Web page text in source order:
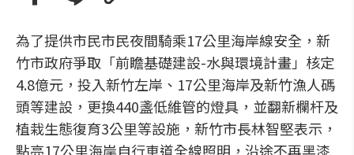
為了提供市民市民夜間騎乘17公里海岸線安全，新
竹市政府爭取「前瞻基礎建設-水與環境計畫」核定
4.8億元，投入新竹左岸、17公里海岸及新竹漁人碼
頭等建設，更換440盞低維管的燈具，並翻新欄杆及
植栽生態復育3公里等設施，新竹市長林智堅表示，
點亮17公里海岸自行車道全線照明，沿途不再黑漆